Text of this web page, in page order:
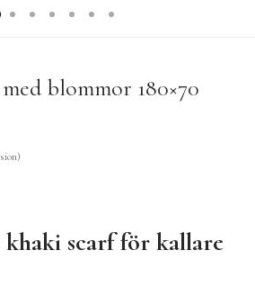
blommor 180×70
scarf för kallare